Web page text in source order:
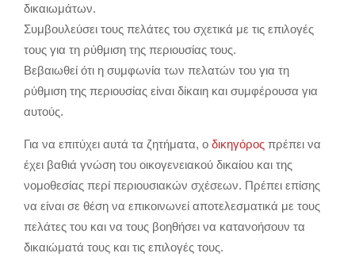
δικαιωμάτων.
Συμβουλεύσει τους πελάτες του σχετικά με τις επιλογές
τους για τη ρύθμιση της περιουσίας τους.
Βεβαιωθεί ότι η συμφωνία των πελατών του για τη
ρύθμιση της περιουσίας είναι δίκαιη και συμφέρουσα για
αυτούς.
Για να επιτύχει αυτά τα ζητήματα, ο δικηγόρος πρέπει να
έχει βαθιά γνώση του οικογενειακού δικαίου και της
νομοθεσίας περί περιουσιακών σχέσεων. Πρέπει επίσης
να είναι σε θέση να επικοινωνεί αποτελεσματικά με τους
πελάτες του και να τους βοηθήσει να κατανοήσουν τα
δικαιώματά τους και τις επιλογές τους.